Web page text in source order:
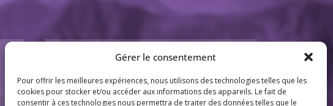
Gérer le consentement
Pour offrir les meilleures expériences, nous utilisons des technologies telles que les
cookies pour stocker et/ou accéder aux informations des appareils. Le fait de
consentir à ces technologies nous permettra de traiter des données telles que le
Indiquez-nous vos envies, vos
questions...
Votre e-mail :
Tourisme équestre
Activités équestres